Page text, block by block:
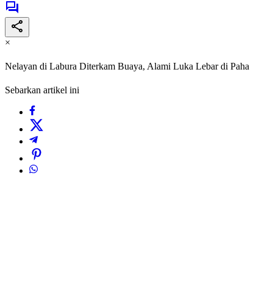
×
Nelayan di Labura Diterkam Buaya, Alami Luka Lebar di Paha
Sebarkan artikel ini